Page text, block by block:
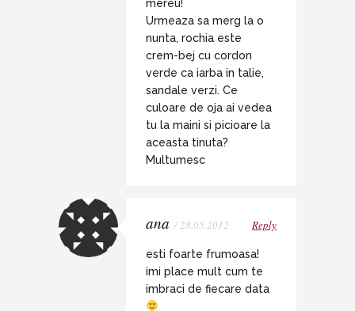
mereu!
Urmeaza sa merg la o
nunta, rochia este
crem-bej cu cordon
verde ca iarba in talie,
sandale verzi. Ce
culoare de oja ai vedea
tu la maini si picioare la
aceasta tinuta?
Multumesc
ana / 28.05.2012 Reply
esti foarte frumoasa!
imi place mult cum te
imbraci de fiecare data